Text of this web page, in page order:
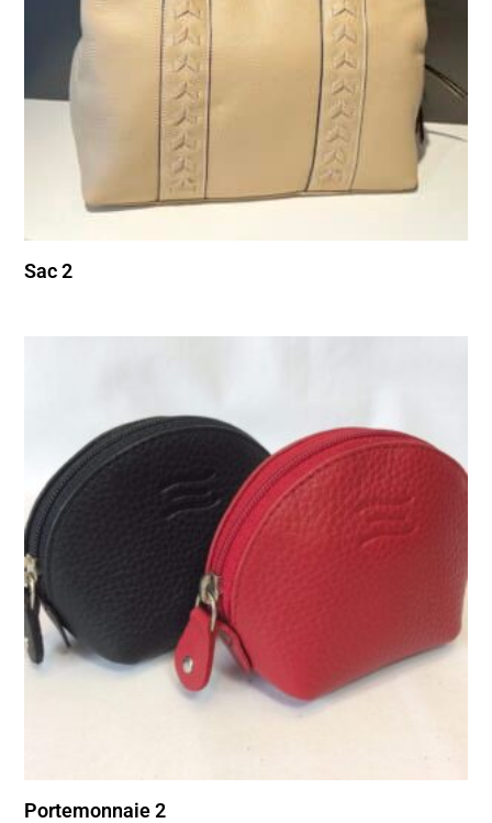
Sac 2
Portemonnaie 2